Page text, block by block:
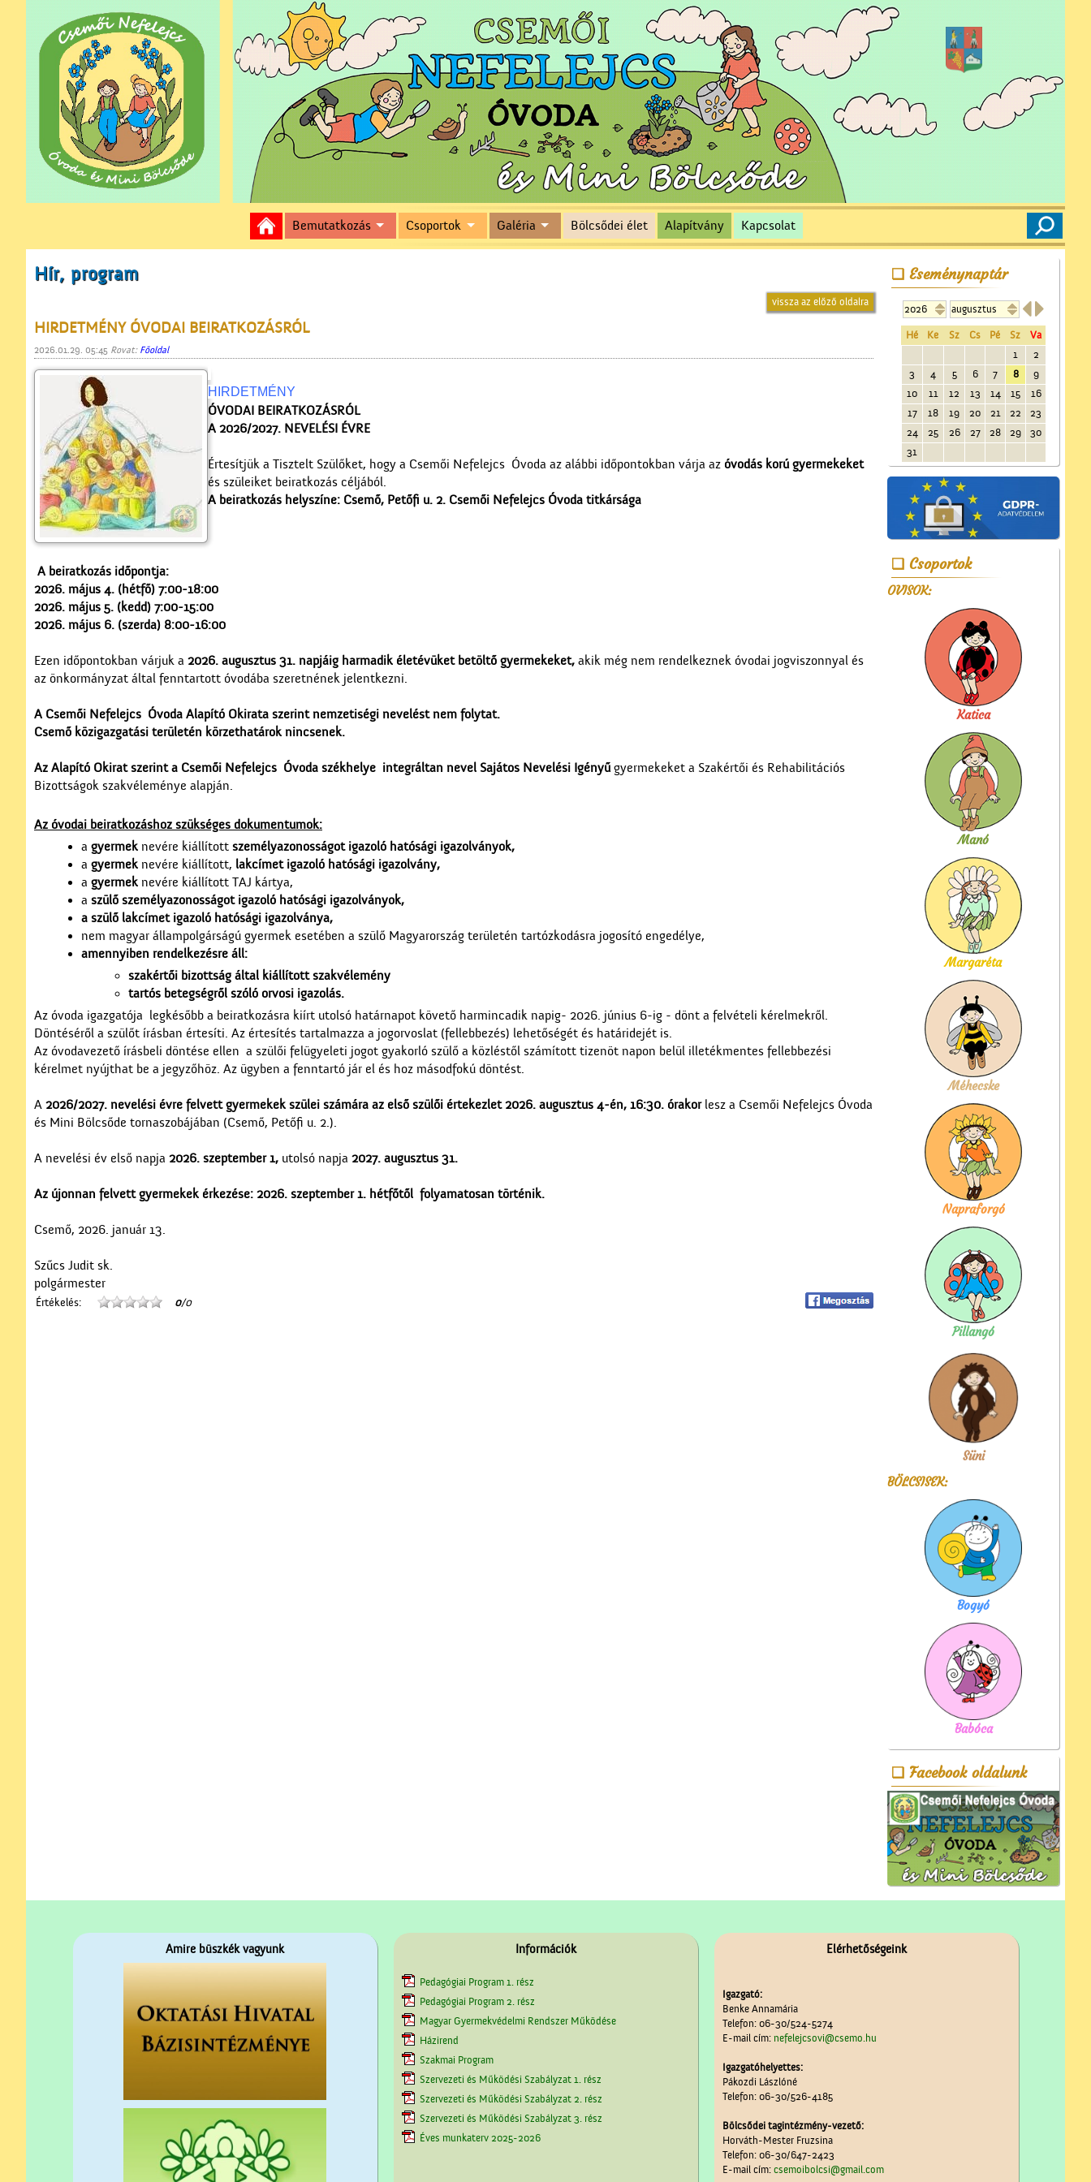
Bemutatkozás Csoportok Galéria Bölcsődei élet Alapítvány Kapcsolat
Hír, program
vissza az előző oldalra
HIRDETMÉNY ÓVODAI BEIRATKOZÁSRÓL
2026.01.29. 05:45 Rovat: Főoldal
HIRDETMÉNY
ÓVODAI BEIRATKOZÁSRÓL
A 2026/2027. NEVELÉSI ÉVRE
Értesítjük a Tisztelt Szülőket, hogy a Csemői Nefelejcs Óvoda az alábbi időpontokban várja az óvodás korú gyermekeket
és szüleiket beiratkozás céljából.
A beiratkozás helyszíne: Csemő, Petőfi u. 2. Csemői Nefelejcs Óvoda titkársága
A beiratkozás időpontja:
2026. május 4. (hétfő) 7:00-18:00
2026. május 5. (kedd) 7:00-15:00
2026. május 6. (szerda) 8:00-16:00
Ezen időpontokban várjuk a 2026. augusztus 31. napjáig harmadik életévüket betöltő gyermekeket, akik még nem rendelkeznek óvodai jogviszonnyal és
az önkormányzat által fenntartott óvodába szeretnének jelentkezni.
A Csemői Nefelejcs Óvoda Alapító Okirata szerint nemzetiségi nevelést nem folytat.
Csemő közigazgatási területén körzethatárok nincsenek.
Az Alapító Okirat szerint a Csemői Nefelejcs Óvoda székhelye integráltan nevel Sajátos Nevelési Igényűgyermekeket a Szakértői és Rehabilitációs
Bizottságok szakvéleménye alapján.
Az óvodai beiratkozáshoz szükséges dokumentumok:
a gyermek nevére kiállított személyazonosságot igazoló hatósági igazolványok,
a gyermek nevére kiállított, lakcímet igazoló hatósági igazolvány,
a gyermek nevére kiállított TAJ kártya,
a szülő személyazonosságot igazoló hatósági igazolványok,
a szülő lakcímet igazoló hatósági igazolványa,
nem magyar állampolgárságú gyermek esetében a szülő Magyarország területén tartózkodásra jogosító engedélye,
amennyiben rendelkezésre áll:
szakértői bizottság által kiállított szakvélemény
tartós betegségről szóló orvosi igazolás.
Az óvoda igazgatója legkésőbb a beiratkozásra kiírt utolsó határnapot követő harmincadik napig- 2026. június 6-ig - dönt a felvételi kérelmekről.
Döntéséről a szülőt írásban értesíti. Az értesítés tartalmazza a jogorvoslat (fellebbezés) lehetőségét és határidejét is.
Az óvodavezető írásbeli döntése ellen a szülői felügyeleti jogot gyakorló szülő a közléstől számított tizenöt napon belül illetékmentes fellebbezési
kérelmet nyújthat be a jegyzőhöz. Az ügyben a fenntartó jár el és hoz másodfokú döntést.
A 2026/2027. nevelési évre felvett gyermekek szülei számára az első szülői értekezlet 2026. augusztus 4-én, 16:30. órakorlesz a Csemői Nefelejcs Óvoda
és Mini Bölcsőde tornaszobájában (Csemő, Petőfi u. 2.).
A nevelési év első napja 2026. szeptember 1, utolsó napja 2027. augusztus 31.
Az újonnan felvett gyermekek érkezése: 2026. szeptember 1. hétfőtől folyamatosan történik.
Csemő, 2026. január 13.
Szűcs Judit sk.
polgármester
Értékelés: 0/0
Eseménynaptár

Hé Ke Sz Cs Pé Sz
Va
1
2
3
4 5 6 7 8
9
10
11 12 13 14 15
16
17
18 19 20 21 22
23
24
25 26 27 28 29
30
31
Csoportok
OVISOK:
Katica
Manó
Margaréta
Méhecske
Napraforgó
Pillangó
Süni
BÖLCSISEK:
Bogyó
Babóca
Facebook oldalunk
Amire büszkék vagyunk Információk
Pedagógiai Program 1. rész
Pedagógiai Program 2. rész
Magyar Gyermekvédelmi Rendszer Működése
Házirend
Szakmai Program
Szervezeti és Működési Szabályzat 1. rész
Szervezeti és Működési Szabályzat 2. rész
Szervezeti és Működési Szabályzat 3. rész
Éves munkaterv 2025-2026
Elérhetőségeink
Igazgató:
Benke Annamária
Telefon: 06-30/524-5274
E-mail cím: nefelejcsovi@csemo.hu
Igazgatóhelyettes:
Pákozdi Lászlóné
Telefon: 06-30/526-4185
Bölcsődei tagintézmény-vezető:
Horváth-Mester Fruzsina
Telefon: 06-30/647-2423
E-mail cím: csemoibolcsi@gmail.com